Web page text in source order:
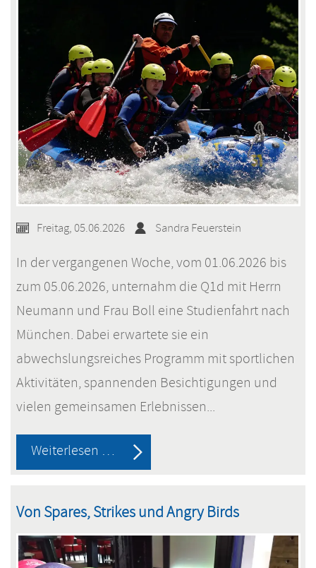
Freitag, 05.06.2026 Sandra Feuerstein
In der vergangenen Woche, vom 01.06.2026 bis
zum 05.06.2026, unternahm die Q1d mit Herrn
Neumann und Frau Boll eine Studienfahrt nach
München. Dabei erwartete sie ein
abwechslungsreiches Programm mit sportlichen
Aktivitäten, spannenden Besichtigungen und
vielen gemeinsamen Erlebnissen...
Weiterlesen … Studienfahrt
der
nach
München
Von Spares, Strikes und Angry Birds